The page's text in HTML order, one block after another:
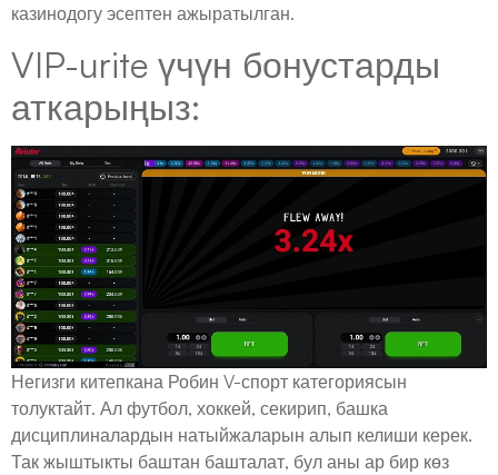
казинодогу эсептен ажыратылган.
VIP-urite үчүн бонустарды
аткарыңыз:
Негизги китепкана Робин V-спорт категориясын
толуктайт. Ал футбол, хоккей, секирип, башка
дисциплиналардын натыйжаларын алып келиши керек.
Так жыштыкты баштан башталат, бул аны ар бир көз